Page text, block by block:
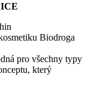
Biodroga
pro všechny typy
který